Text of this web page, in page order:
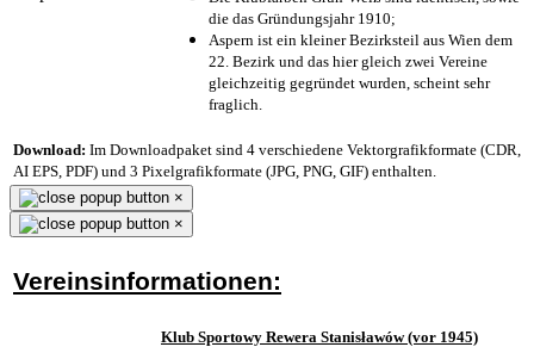
die das Gründungsjahr 1910;
Aspern ist ein kleiner Bezirksteil aus Wien dem
22. Bezirk und das hier gleich zwei Vereine
gleichzeitig gegründet wurden, scheint sehr
fraglich.
Download: Im Downloadpaket sind 4 verschiedene Vektorgrafikformate (CDR,
AI EPS, PDF) und 3 Pixelgrafikformate (JPG, PNG, GIF) enthalten.
×
×
Vereinsinformationen:
Klub Sportowy Rewera Stanisławów (vor 1945)